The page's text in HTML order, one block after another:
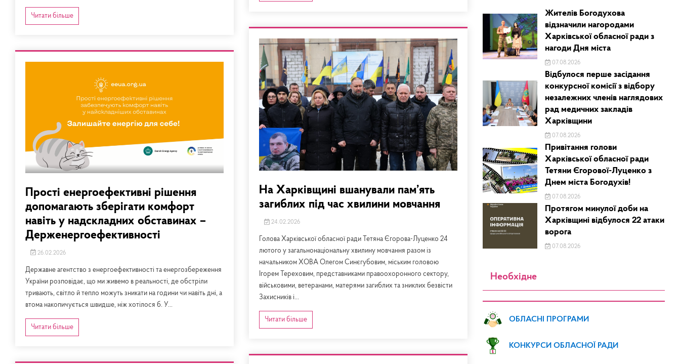
Читати більше
Прості енергоефективні рішення
допомагають зберігати комфорт
навіть у надскладних обставинах –
Держенергоефективності
26.02.2026
Державне агентство з енергоефективності та енергозбереження
України розповідає, що ми живемо в реальності, де обстріли
тривають, світло й тепло можуть зникати на години чи навіть дні, а
втома накопичується швидше, ніж хотілося б. У...
Читати більше
На Харківщині вшанували пам’ять
загиблих під час хвилини мовчання
24.02.2026
Голова Харківської обласної ради Тетяна Єгорова-Луценко 24
лютого у загальнонаціональну хвилину мовчання разом із
начальником ХОВА Олегом Синєгубовим, міським головою
Ігорем Тереховим, представниками правоохоронного сектору,
військовими, ветеранами, матерями загиблих та зниклих безвісти
Захисників і...
Читати більше
Жителів Богодухова
відзначили нагородами
Харківської обласної ради з
нагоди Дня міста
07.08.2026
Відбулося перше засідання
конкурсної комісії з відбору
незалежних членів наглядових
рад медичних закладів
Харківщини
07.08.2026
Привітання голови
Харківської обласної ради
Тетяни Єгорової-Луценко з
Днем міста Богодухів!
07.08.2026
Протягом минулої доби на
Харківщині відбулося 22 атаки
ворога
07.08.2026
Необхідне
ОБЛАСНІ ПРОГРАМИ
КОНКУРСИ ОБЛАСНОЇ РАДИ